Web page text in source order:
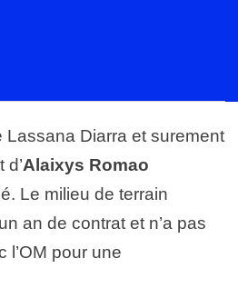
Lassana Diarra et surement
d’Alaixys Romao
Le milieu de terrain
an de contrat et n’a pas
l’OM pour une